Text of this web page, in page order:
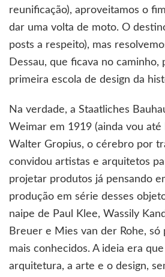
reunificação), aproveitamos o
dar uma volta de moto. O
posts a respeito), mas
Dessau, que ficava no caminho,
primeira escola de design da
Na verdade, a Staatliches
Weimar em 1919 (ainda vou até
Walter Gropius, o cérebro por
convidou artistas e arquitetos
projetar produtos já pensando
produção em série desses
naipe de Paul Klee, Wassily
Breuer e Mies van der Rohe, só
mais conhecidos. A ideia era
arquitetura, a arte e o design,